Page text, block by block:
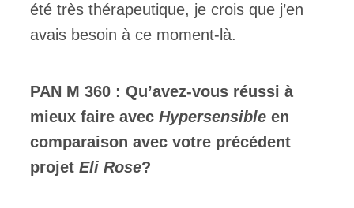
été très thérapeutique, je crois que j’en
avais besoin à ce moment-là.
PAN M 360 : Qu’avez-vous réussi à
mieux faire avec Hypersensible en
comparaison avec votre précédent
projet Eli Rose?